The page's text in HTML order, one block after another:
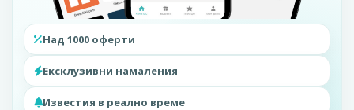
Над 1000 оферти
Ексклузивни намаления
Известия в реално време